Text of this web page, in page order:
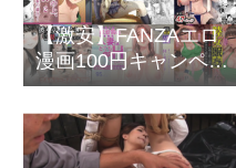
【激安】FANZAエロ
漫画100円キャンペー
ン～冬の同人祭